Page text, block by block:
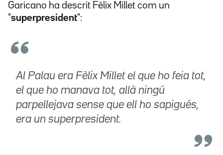
Garicano ha descrit Fèlix Millet com un
"superpresident":
Al Palau era Fèlix Millet el que ho feia tot,
el que ho manava tot, allà ningú
parpellejava sense que ell ho sapigués,
era un superpresident.